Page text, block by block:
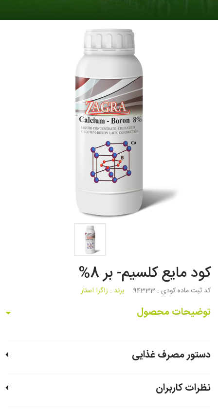
کود مایع کلسیم- بر 8%
کد ثبت ماده کودی : 94333 برند : زاگرا استار
توضیحات محصول
دستور مصرف غذایی
نظرات کاربران